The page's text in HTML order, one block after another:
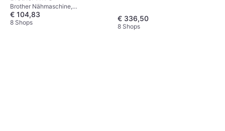
Brother Nähmaschine,
Mechanisch, 17 Stiche
€ 104,83
8 Shops € 336,50
8 Shops